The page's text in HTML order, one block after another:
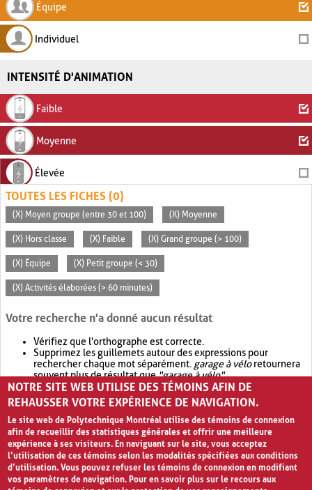
Équipe
Individuel
INTENSITÉ D'ANIMATION
Faible
Moyenne
Élevée
TOUTES LES FICHES (0)
(X) Moyen groupe (entre 30 et 100) (X) Moyenne
(X) Hors classe (X) Faible (X) Grand groupe (> 100)
(X) Équipe (X) Petit groupe (< 30)
(X) Activités élaborées (> 60 minutes)
Votre recherche n'a donné aucun résultat
Vérifiez que l'orthographe est correcte.
Supprimez les guillemets autour des expressions pour
rechercher chaque mot séparément. garage à véloretournera
souvent plus de résultat que"garage à vélo".
Envisagez d'élargir votre recherche avec OR.garage OR vélo
retournera souvent plus de résultat quegarage à vélo
NOTRE SITE WEB UTILISE DES TÉMOINS AFIN DE
REHAUSSER VOTRE EXPÉRIENCE DE NAVIGATION.
Le site web de Polytechnique Montréal utilise des témoins de connexion
afin de recueillir des statistiques générales et offrir une meilleure
expérience à ses visiteurs. En naviguant sur le site, vous acceptez
l’utilisation de ces témoins selon les modalités spécifiées aux conditions
d’utilisation. Vous pouvez refuser les témoins de connexion en modifiant
vos paramètres de navigation. Pour en savoir plus sur le recours aux